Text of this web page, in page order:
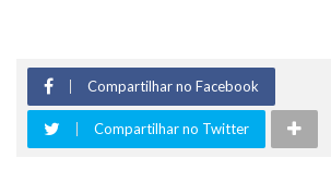
Compartilhar no Facebook
Compartilhar no Twitter